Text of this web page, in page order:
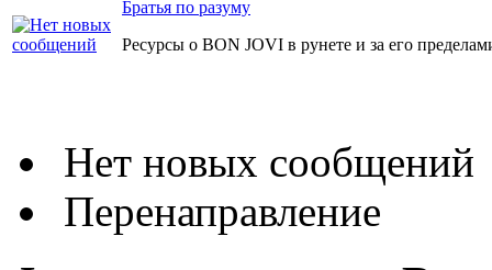
Братья по разуму
Ресурсы о BON JOVI в рунете и за его
Нет новых сообщений
Перенаправление